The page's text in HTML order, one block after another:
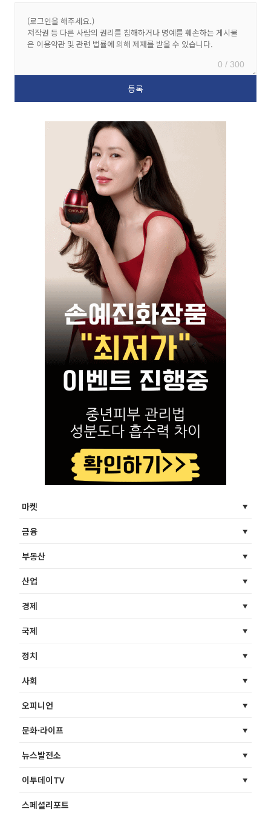
0 / 300
마켓
금융
부동산
산업
경제
국제
정치
사회
오피니언
문화·라이프
뉴스발전소
이투데이TV
스페셜리포트